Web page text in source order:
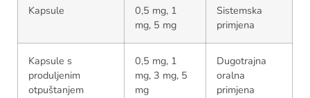
Kapsule
0,5 mg, 1
mg, 5 mg
Sistemska
primjena
Kapsule s
produljenim
otpuštanjem
0,5 mg, 1
mg, 3 mg, 5
mg
Dugotrajna
oralna
primjena